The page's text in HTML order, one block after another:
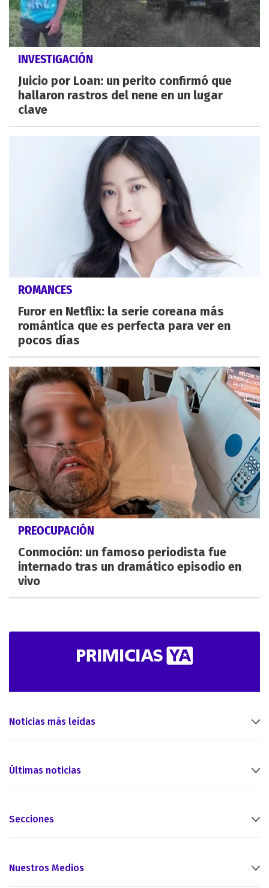
INVESTIGACIÓN
Juicio por Loan: un perito confirmó que
hallaron rastros del nene en un lugar
clave
ROMANCES
Furor en Netflix: la serie coreana más
romántica que es perfecta para ver en
pocos días
PREOCUPACIÓN
Conmoción: un famoso periodista fue
internado tras un dramático episodio en
vivo
Noticias más leídas
Últimas noticias
Secciones
Nuestros Medios